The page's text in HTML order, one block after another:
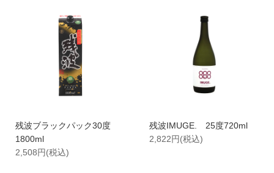
残波ブラックパック30度
1800ml
2,508円(税込)
残波IMUGE. 25度720ml
2,822円(税込)